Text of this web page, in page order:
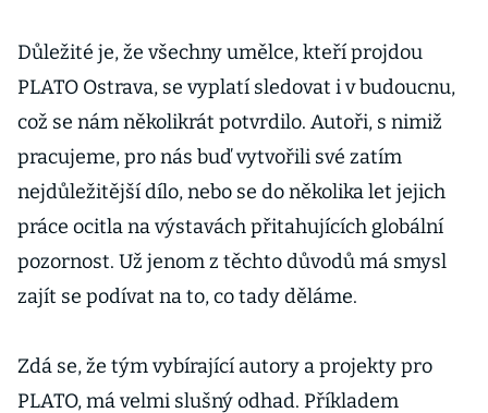
Důležité je, že všechny umělce, kteří projdou
PLATO Ostrava, se vyplatí sledovat i v budoucnu,
což se nám několikrát potvrdilo. Autoři, s nimiž
pracujeme, pro nás buď vytvořili své zatím
nejdůležitější dílo, nebo se do několika let jejich
práce ocitla na výstavách přitahujících globální
pozornost. Už jenom z těchto důvodů má smysl
zajít se podívat na to, co tady děláme.
Zdá se, že tým vybírající autory a projekty pro
PLATO, má velmi slušný odhad. Příkladem